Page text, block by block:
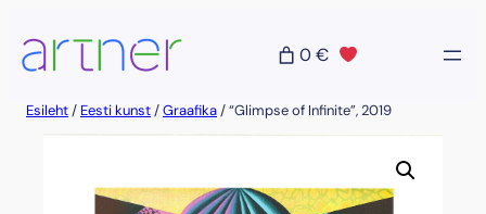
sisu
juurde
0 €
Esileht/ Eesti kunst/Graafika/ “Glimpse of Infinite”, 2019